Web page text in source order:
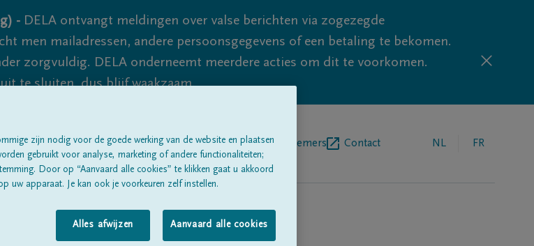
- DELA ontvangt meldingen over valse berichten via zogezegde
men mailadressen, andere persoonsgegevens of een betaling te bekomen.
zorgvuldig. DELA onderneemt meerdere acties om dit te voorkomen.
te sluiten, dus blijf waakzaam.
Alle rouwberichtenOver onsBegrafenisondernemers Contact NL FR
zijn nodig voor de goede werking van de website en plaatsen
gebruikt voor analyse, marketing of andere functionaliteiten;
Door op “Aanvaard alle cookies” te klikken gaat u akkoord
uw apparaat. Je kan ook je voorkeuren zelf instellen.
Alles afwijzen Aanvaard alle cookies